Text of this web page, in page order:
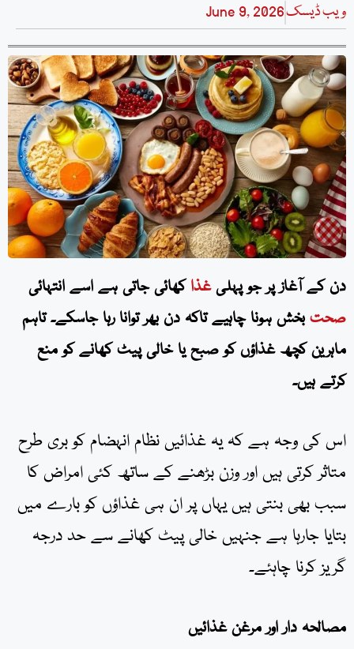
ویب ڈیسکJune 9, 2026
دن کے آغاز پر جو پہلیغذاکھائی جاتی ہے اسے انتہائی
صحت بخش ہونا چاہیے تاکہ دن بھر توانا رہا جاسکے۔ تاہم
ماہرین کچھ غذاؤں کو صبح یا خالی پیٹ کھانے کو منع
کرتے ہیں۔
اس کی وجہ ہے کہ یہ غذائیں نظام انہضام کو بری طرح
متاثر کرتی ہیں اور وزن بڑھنے کے ساتھ کئی امراض کا
سبب بھی بنتی ہیں یہاں پر ان ہی غذاؤں کو بارے میں
بتایا جارہا ہے جنہیں خالی پیٹ کھانے سے حد درجہ
گریز کرنا چاہئے۔
مصالحہ دار اور مرغن غذائیں